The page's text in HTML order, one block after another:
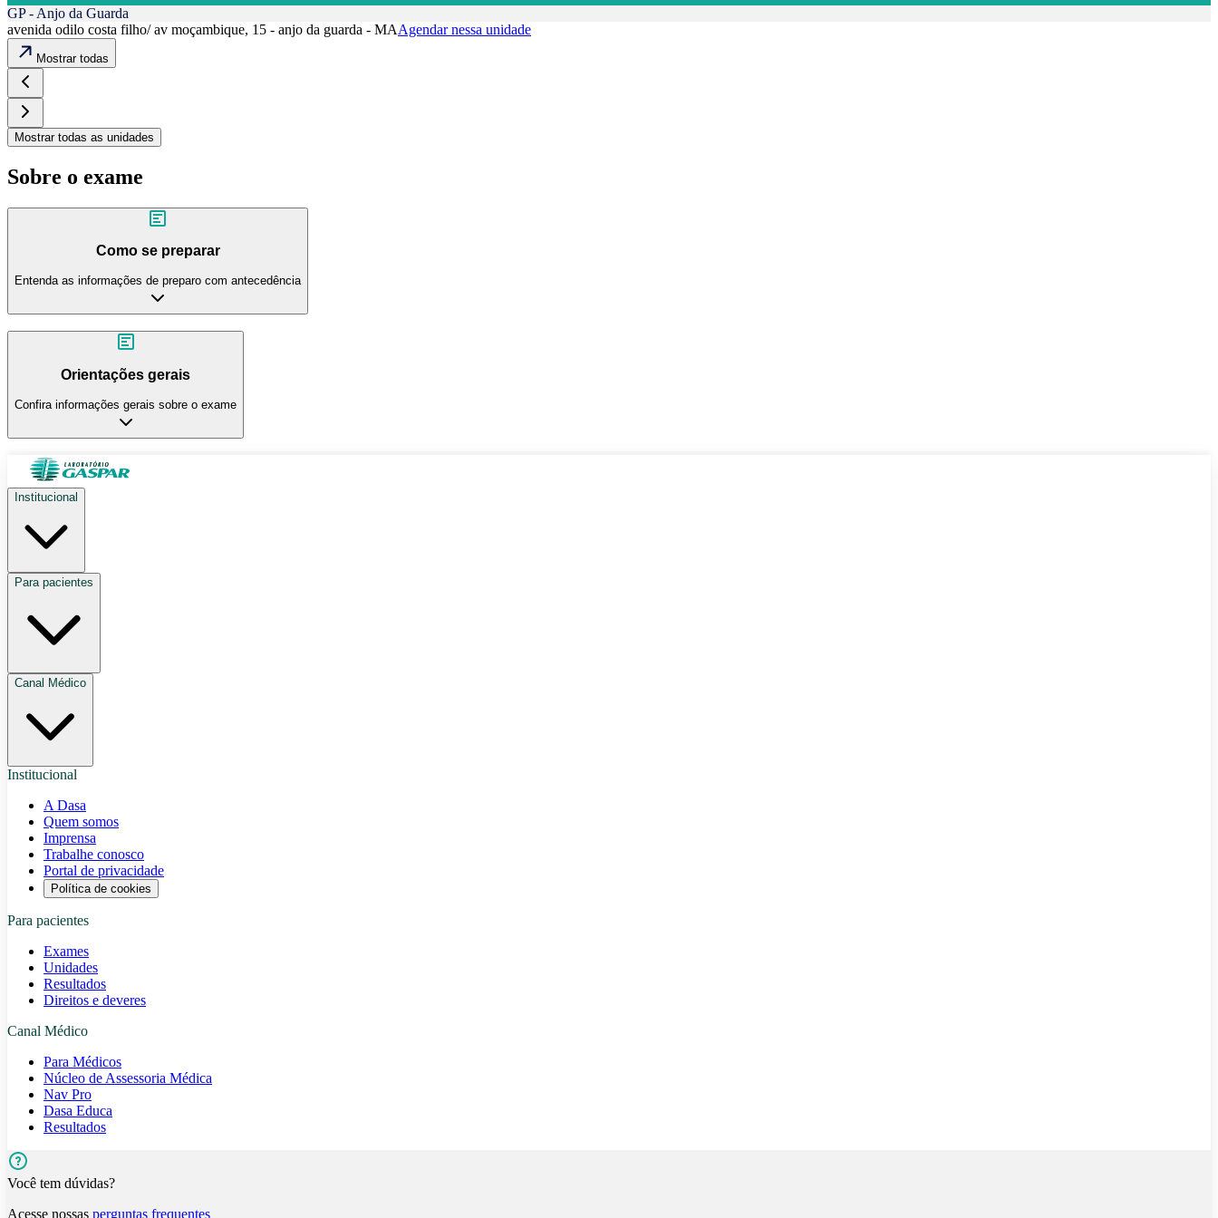
GP - Anjo da Guarda
avenida odilo costa filho/ av moçambique, 15 - anjo da guarda - MAAgendar nessa unidade
Mostrar todas
Mostrar todas as unidades
Sobre o exame
Como se preparar
Entenda as informações de preparo com antecedência
Orientações gerais
Confira informações gerais sobre o exame
Institucional
Para pacientes
Canal Médico
Institucional
A Dasa
Quem somos
Imprensa
Trabalhe conosco
Portal de privacidade
Política de cookies
Para pacientes
Exames
Unidades
Resultados
Direitos e deveres
Canal Médico
Para Médicos
Núcleo de Assessoria Médica
Nav Pro
Dasa Educa
Resultados
Você tem dúvidas?
Acesse nossas perguntas frequentes